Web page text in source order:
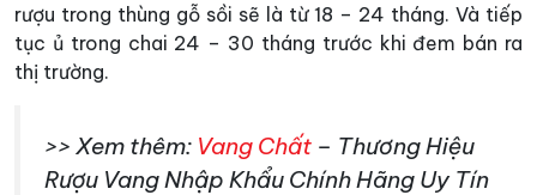
rượu trong thùng gỗ sồi sẽ là từ 18 – 24 tháng. Và tiếp
tục ủ trong chai 24 – 30 tháng trước khi đem bán ra
thị trường.
>> Xem thêm: Vang Chất – Thương Hiệu
Rượu Vang Nhập Khẩu Chính Hãng Uy Tín